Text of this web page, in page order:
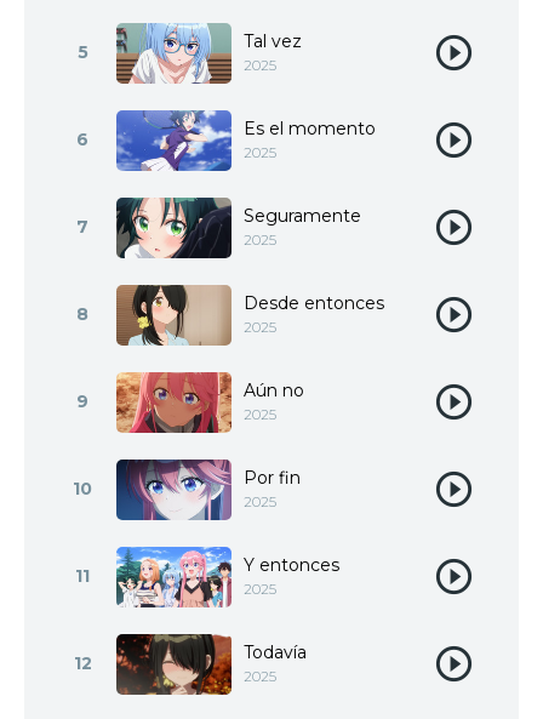
5 Tal vez
2025
6 Es el momento
2025
7 Seguramente
2025
8 Desde entonces
2025
9 Aún no
2025
10 Por fin
2025
11 Y entonces
2025
12 Todavía
2025